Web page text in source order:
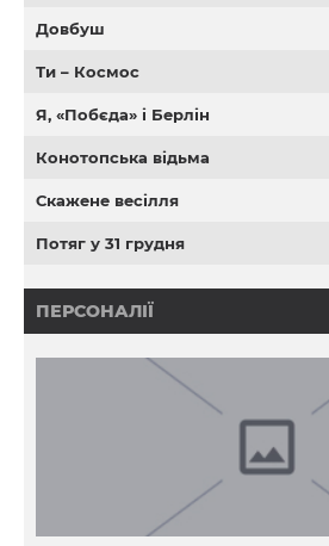
Довбуш
Ти – Космос
Я, «Побєда» і Берлін
Конотопська відьма
Скажене весілля
Потяг у 31 грудня
ПЕРСОНАЛІЇ